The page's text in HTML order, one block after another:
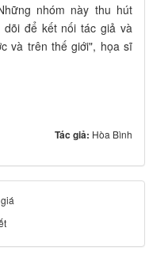
nhóm này thu hút
để kết nối tác giả và
và trên thế giới", họa sĩ
Tác giả: Hòa Bình